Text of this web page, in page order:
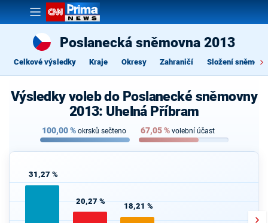
Poslanecká sněmovna 2013
Celkové výsledky Kraje Okresy Zahraničí Složení
Výsledky voleb do Poslanecké sněmovny
2013: Uhelná Příbram
100,00% okrsků sečteno 67,05% volební účast
31,27 %
20,27 %
18,21 %